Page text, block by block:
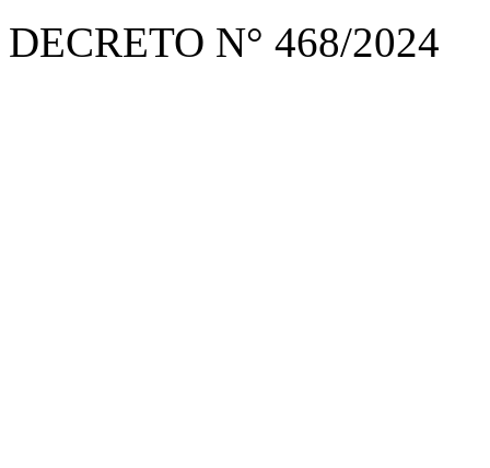
DECRETO N° 468/2024